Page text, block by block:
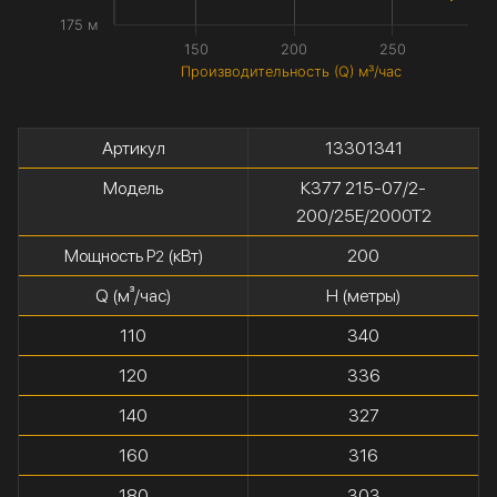
Производительность (Q) м³/час
150 200 250
175 м
Артикул
13301341
Модель
К377 215-07/2-
200/25Е/2000Т2
Мощность P2(кВт)
200
Q (м³/час)
H (метры)
110
340
120
336
140
327
160
316